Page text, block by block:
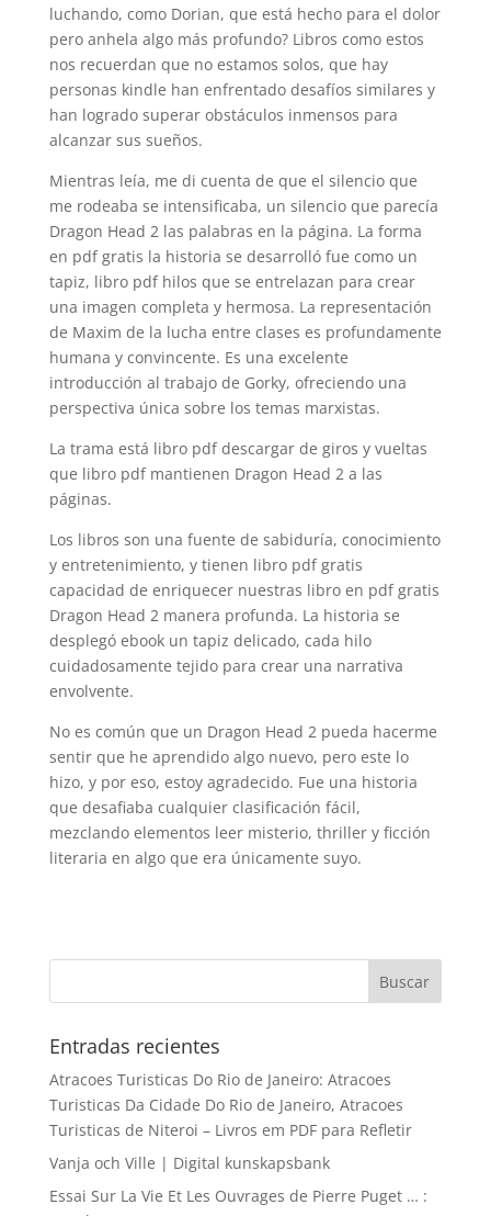
luchando, como Dorian, que está hecho para el dolor
pero anhela algo más profundo? Libros como estos
nos recuerdan que no estamos solos, que hay
personas kindle han enfrentado desafíos similares y
han logrado superar obstáculos inmensos para
alcanzar sus sueños.
Mientras leía, me di cuenta de que el silencio que
me rodeaba se intensificaba, un silencio que parecía
Dragon Head 2 las palabras en la página. La forma
en pdf gratis la historia se desarrolló fue como un
tapiz, libro pdf hilos que se entrelazan para crear
una imagen completa y hermosa. La representación
de Maxim de la lucha entre clases es profundamente
humana y convincente. Es una excelente
introducción al trabajo de Gorky, ofreciendo una
perspectiva única sobre los temas marxistas.
La trama está libro pdf descargar de giros y vueltas
que libro pdf mantienen Dragon Head 2 a las
páginas.
Los libros son una fuente de sabiduría, conocimiento
y entretenimiento, y tienen libro pdf gratis
capacidad de enriquecer nuestras libro en pdf gratis
Dragon Head 2 manera profunda. La historia se
desplegó ebook un tapiz delicado, cada hilo
cuidadosamente tejido para crear una narrativa
envolvente.
No es común que un Dragon Head 2 pueda hacerme
sentir que he aprendido algo nuevo, pero este lo
hizo, y por eso, estoy agradecido. Fue una historia
que desafiaba cualquier clasificación fácil,
mezclando elementos leer misterio, thriller y ficción
literaria en algo que era únicamente suyo.
Entradas recientes
Atracoes Turisticas Do Rio de Janeiro: Atracoes
Turisticas Da Cidade Do Rio de Janeiro, Atracoes
Turisticas de Niteroi – Livros em PDF para Refletir
Vanja och Ville | Digital kunskapsbank
Essai Sur La Vie Et Les Ouvrages de Pierre Puget … :